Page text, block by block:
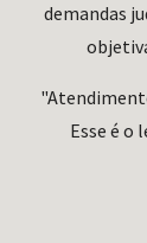
demandas
Esse é o